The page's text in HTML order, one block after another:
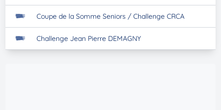
Coupe de la Somme Seniors / Challenge CRCA
Challenge Jean Pierre DEMAGNY